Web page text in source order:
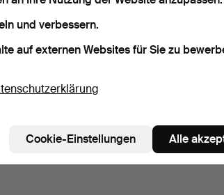
Beendete Auktionen aus unserem Archiv
und verbessern.
auf externen Websites für Sie zu
Cookie-Einstellungen Alle